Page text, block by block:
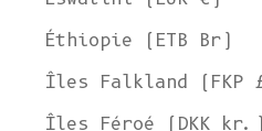
Éthiopie (ETB Br)
Îles Falkland (FKP
Îles Féroé (DKK kr.)